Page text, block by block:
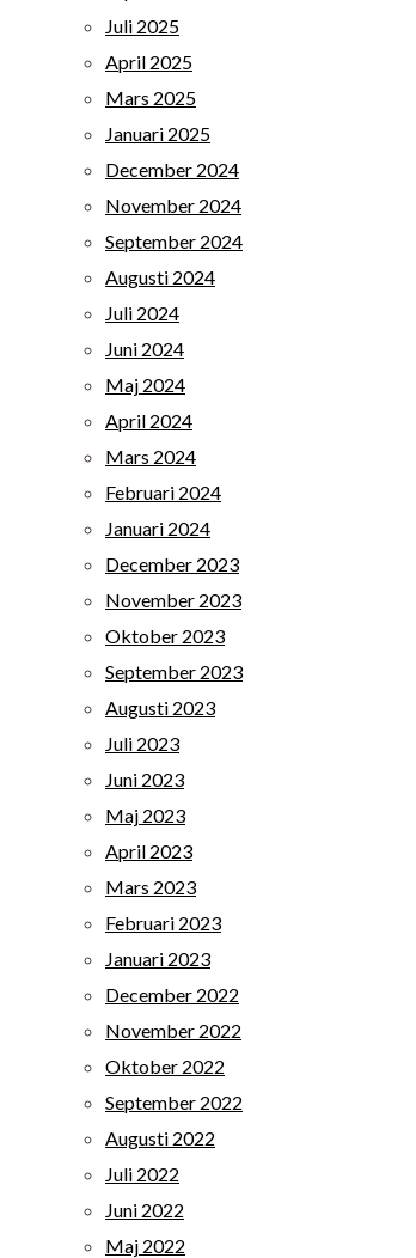
Juli 2025
April 2025
Mars 2025
Januari 2025
December 2024
November 2024
September 2024
Augusti 2024
Juli 2024
Juni 2024
Maj 2024
April 2024
Mars 2024
Februari 2024
Januari 2024
December 2023
November 2023
Oktober 2023
September 2023
Augusti 2023
Juli 2023
Juni 2023
Maj 2023
April 2023
Mars 2023
Februari 2023
Januari 2023
December 2022
November 2022
Oktober 2022
September 2022
Augusti 2022
Juli 2022
Juni 2022
Maj 2022